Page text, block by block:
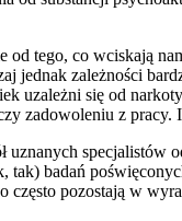
od tego, co wciskają
jednak zależności
uzależni się od
zadowoleniu z pracy.
uznanych specjalistów
tak) badań
pozostają w